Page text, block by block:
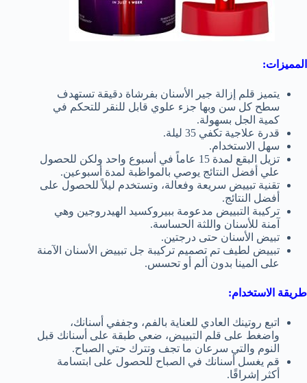
المميزات:
يتميز قلم إزالة جير الأسنان بفرشاة دقيقة تستهدف
سطح كل سن وبها جزء علوي قابل للنقر للتحكم في
كمية الجل بسهولة.
قدرة علاجية تكفي 35 ليلة.
سهل الاستخدام.
تزيل البقع لمدة 15 عاماً في أسبوع واحد ولكن للحصول
علي أفضل النتائج يوصي بالمواظبة لمدة أسبوعين.
تقنية تبييض سريعة وفعالة، وتستخدم ليلاً للحصول على
أفضل النتائج.
تركيبة التبييض مدعومة ببيروكسيد الهيدروجين وهي
آمنة للأسنان واللثة الحساسة.
تبيض الأسنان حتى درجتين.
تبييض لطيف تم تصميم تركيبة جل تبييض الأسنان الآمنة
على المينا بدون ألم أو تحسس.
طريقة الاستخدام:
اتبع روتينك العادي للعناية بالفم، وجففي أسنانك،
واضغط على قلم التبييض، ضعي طبقة على أسنانك قبل
النوم والتي سرعان ما تجف وتترك حتي الصباح.
قم يغسل أسنانك في الصباح للحصول على ابتسامة
أكثر إشراقًا.